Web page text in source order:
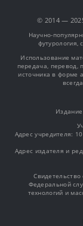
© 2014 —
Научно-
футурология,
Использование
передача, перевод,
источника в форме
Адрес учредителя:
Адрес издателя и
Федеральной
технологий и